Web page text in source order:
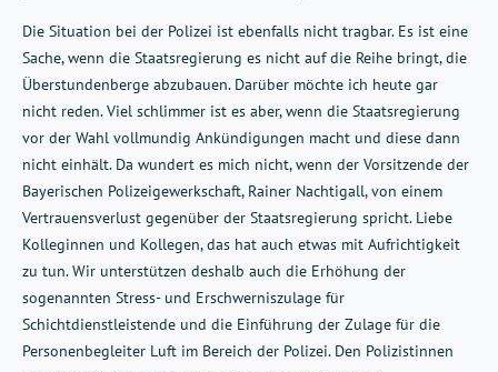
Die Situation bei der Polizei ist ebenfalls nicht tragbar. Es ist eine
Sache, wenn die Staatsregierung es nicht auf die Reihe bringt, die
Überstundenberge abzubauen. Darüber möchte ich heute gar
nicht reden. Viel schlimmer ist es aber, wenn die Staatsregierung
vor der Wahl vollmundig Ankündigungen macht und diese dann
nicht einhält. Da wundert es mich nicht, wenn der Vorsitzende der
Bayerischen Polizeigewerkschaft, Rainer Nachtigall, von einem
Vertrauensverlust gegenüber der Staatsregierung spricht. Liebe
Kolleginnen und Kollegen, das hat auch etwas mit Aufrichtigkeit
zu tun. Wir unterstützen deshalb auch die Erhöhung der
sogenannten Stress- und Erschwerniszulage für
Schichtdienstleistende und die Einführung der Zulage für die
Personenbegleiter Luft im Bereich der Polizei. Den Polizistinnen